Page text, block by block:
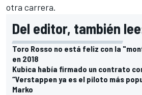
otra carrera.
Del editor, también
Toro Rosso no está feliz con la
en 2018
Kubica había firmado un contrato
“Verstappen ya es el piloto más
Marko